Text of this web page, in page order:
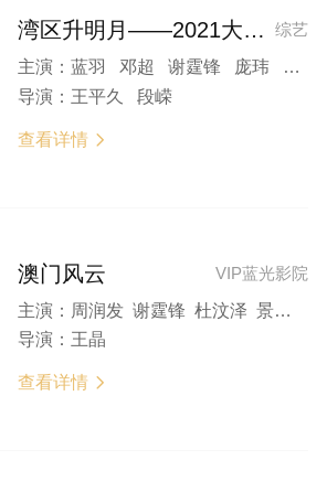
综艺
湾区升明月——2021大湾区中秋电影音乐晚会
主演： 蓝羽 邓超 谢霆锋 庞玮 田川 陈嘉俊 郑恺 景甜 关晓彤 陈飞宇 李治廷 郭采洁 黄晓明 姚晨
导演： 王平久 段嵘
查看详情 
VIP蓝光影院
澳门风云
主演： 周润发 谢霆锋 杜汶泽 景甜 高虎 吴辰君
导演： 王晶
查看详情 